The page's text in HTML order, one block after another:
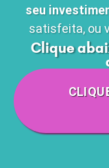
seu
satisfeita, ou
Clique